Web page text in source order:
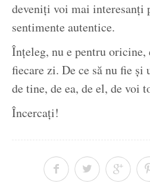
deveniți voi mai interesanți
sentimente autentice.
Înțeleg, nu e pentru
fiecare zi. De ce să nu fie și
de tine, de ea, de el, de voi
Încercați!